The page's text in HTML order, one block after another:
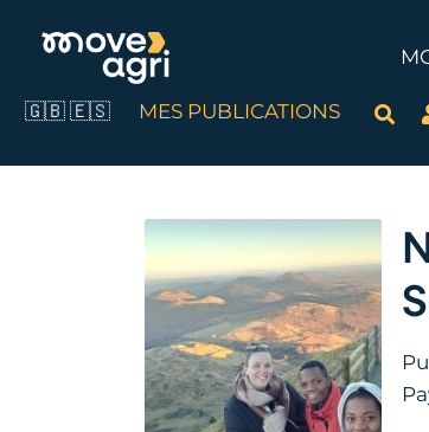
🇬🇧 🇪🇸 MES PUBLICATIONS